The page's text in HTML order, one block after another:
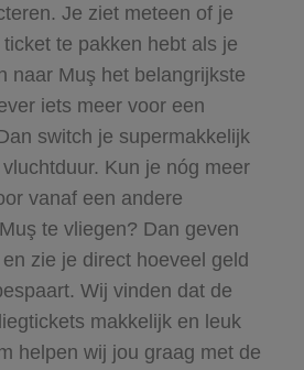
Je ziet meteen of je
te pakken hebt als je
naar Muş het belangrijkste
iets meer voor een
switch je supermakkelijk
Kun je nóg meer
vanaf een andere
te vliegen? Dan geven
zie je direct hoeveel geld
Wij vinden dat de
makkelijk en leuk
helpen wij jou graag met de